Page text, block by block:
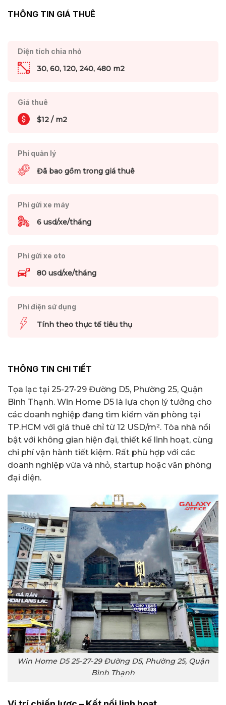
THÔNG TIN GIÁ THUÊ
Diện tích chia nhỏ
30, 60, 120, 240, 480 m2
Giá thuê
$12 / m2
Phí quản lý
Đã bao gồm trong giá thuê
Phí gửi xe máy
6 usd/xe/tháng
Phí gửi xe oto
80 usd/xe/tháng
Phí điện sử dụng
Tính theo thực tế tiêu thụ
THÔNG TIN CHI TIẾT
Tọa lạc tại 25-27-29 Đường D5, Phường 25, Quận
Bình Thạnh. Win Home D5 là lựa chọn lý tưởng cho
các doanh nghiệp đang tìm kiếm văn phòng tại
TP.HCM với giá thuê chỉ từ 12 USD/m². Tòa nhà nổi
bật với không gian hiện đại, thiết kế linh hoạt, cùng
chi phí vận hành tiết kiệm. Rất phù hợp với các
doanh nghiệp vừa và nhỏ, startup hoặc văn phòng
đại diện.
Win Home D5 25-27-29 Đường D5, Phường 25, Quận
Bình Thạnh